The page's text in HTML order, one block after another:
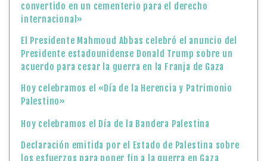
convertido en un cementerio para el derecho
internacional»
El Presidente Mahmoud Abbas celebró el anuncio del
Presidente estadounidense Donald Trump sobre un
acuerdo para cesar la guerra en la Franja de Gaza
Hoy celebramos el «Día de la Herencia y Patrimonio
Palestino»
Hoy celebramos el Día de la Bandera Palestina
Declaración emitida por el Estado de Palestina sobre
los esfuerzos para poner fin a la guerra en Gaza